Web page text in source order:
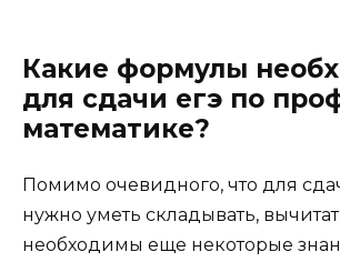
Какие формулы
для сдачи егэ по
математике?
Помимо очевидного, что для
нужно уметь складывать,
необходимы еще некоторые